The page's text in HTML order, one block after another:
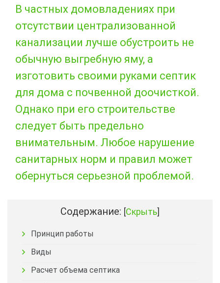
В частных домовладениях при
отсутствии централизованной
канализации лучше обустроить не
обычную выгребную яму, а
изготовить своими руками септик
для дома с почвенной доочисткой.
Однако при его строительстве
следует быть предельно
внимательным. Любое нарушение
санитарных норм и правил может
обернуться серьезной проблемой.
Содержание: [Скрыть]
Принцип работы
Виды
Расчет объема септика